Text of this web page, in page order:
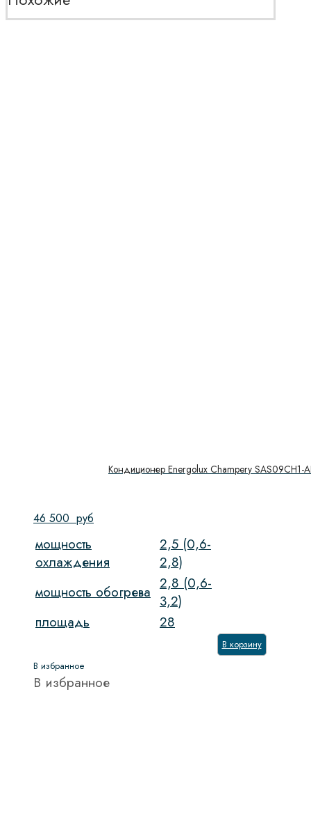
Кондиционер Energolux Champery SAS09CH1-
46 500 руб
мощность
охлаждения
2,5 (0,6-
2,8)
мощность обогрева 2,8 (0,6-
3,2)
площадь
28
В корзину
В избранное
В избранное